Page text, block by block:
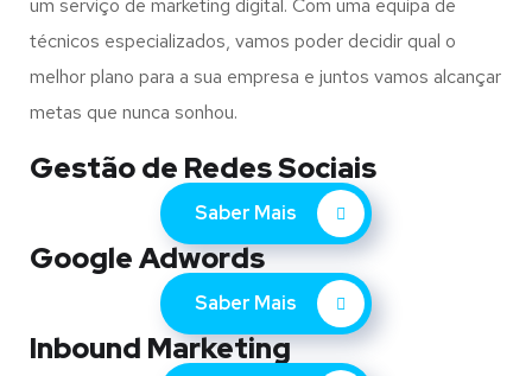
um serviço de marketing digital. Com uma equipa de
técnicos especializados, vamos poder decidir qual o
melhor plano para a sua empresa e juntos vamos alcançar
metas que nunca sonhou.
Gestão de Redes Sociais
Saber Mais
Google Adwords
Saber Mais
Inbound Marketing